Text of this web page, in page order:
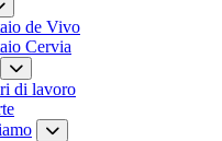
de Vivo
Cervia
di lavoro